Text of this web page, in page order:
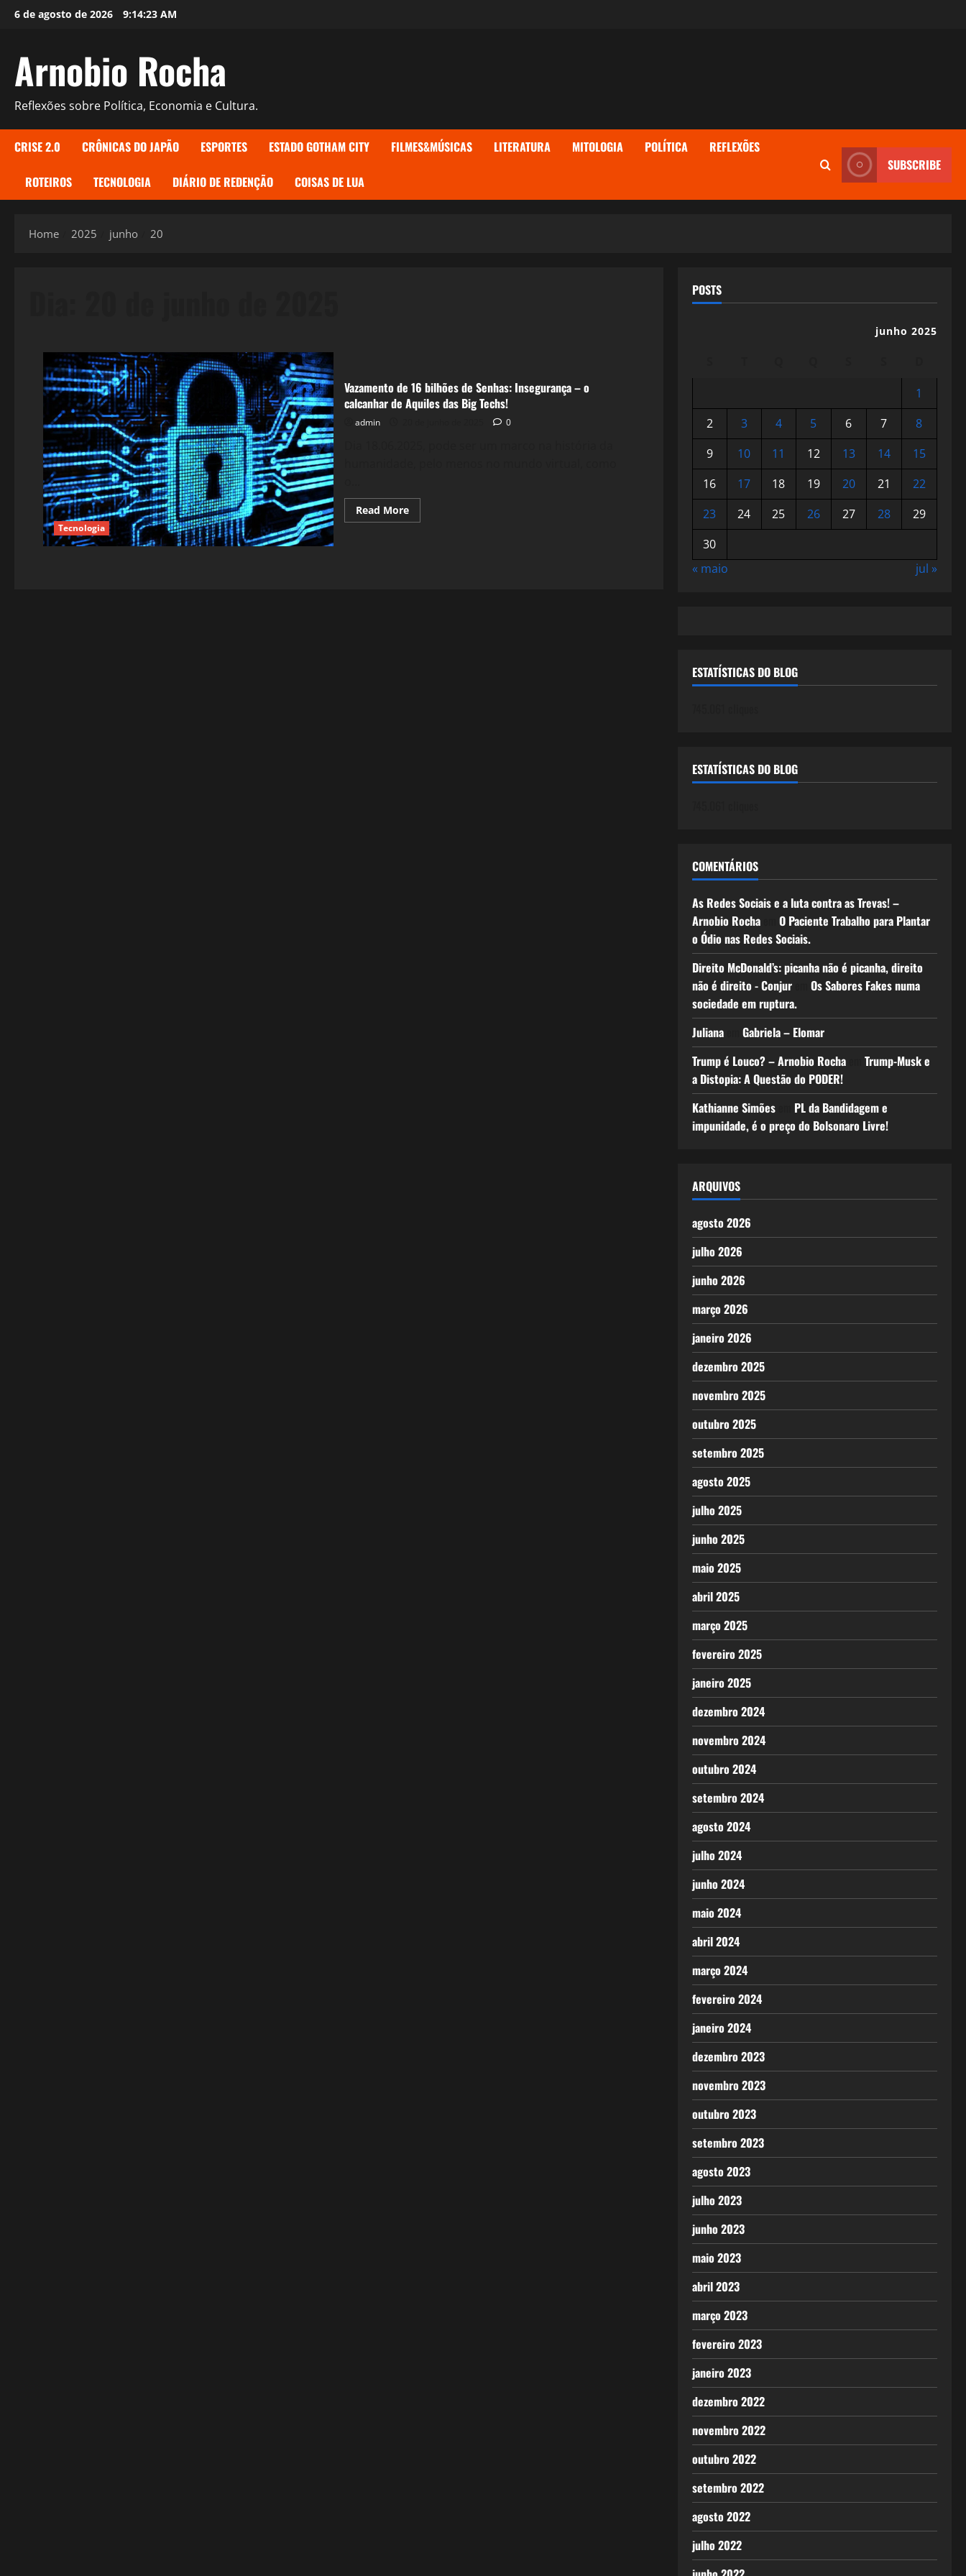
Skip6 de agosto de 2026 9:14:24 AM
Arnobio Rocha
Reflexões sobre Política, Economia e Cultura.
CRISE 2.0 CRÔNICAS DO JAPÃO ESPORTES ESTADO GOTHAM CITY FILMES&MÚSICAS LITERATURA MITOLOGIA POLÍTICA REFLEXÕES
ROTEIROS TECNOLOGIA DIÁRIO DE REDENÇÃO COISAS DE LUA
SUBSCRIBE
Home 2025 junho 20
Tecnologia
Vazamento de 16 bilhões de Senhas: Insegurança – o
calcanhar de Aquiles das Big Techs!
admin 0
Read MoreRead
more
POSTS
junho 2025
1
2
3 4 5 6 7
8
9
10 11 12 13 14
15
16
17 18 19 20 21
22
23
24 25 26 27 28
29
30
« maio
jul »
ESTATÍSTICAS DO BLOG
ESTATÍSTICAS DO BLOG
COMENTÁRIOS
As Redes Sociais e a luta contra as Trevas! –
Arnobio Rochaem O Paciente Trabalho para Plantar
o Ódio nas Redes Sociais.
Direito McDonald’s: picanha não é picanha, direito
não é direito - Conjurem Os Sabores Fakes numa
sociedade em ruptura.
Julianaem Gabriela – Elomar
Trump é Louco? – Arnobio Rochaem Trump-Musk e
a Distopia: A Questão do PODER!
Kathianne Simõesem PL da Bandidagem e
impunidade, é o preço do Bolsonaro Livre!
ARQUIVOS
agosto 2026
julho 2026
junho 2026
março 2026
janeiro 2026
dezembro 2025
novembro 2025
outubro 2025
setembro 2025
agosto 2025
julho 2025
junho 2025
maio 2025
abril 2025
março 2025
fevereiro 2025
janeiro 2025
dezembro 2024
novembro 2024
outubro 2024
setembro 2024
agosto 2024
julho 2024
junho 2024
maio 2024
abril 2024
março 2024
fevereiro 2024
janeiro 2024
dezembro 2023
novembro 2023
outubro 2023
setembro 2023
agosto 2023
julho 2023
junho 2023
maio 2023
abril 2023
março 2023
fevereiro 2023
janeiro 2023
dezembro 2022
novembro 2022
outubro 2022
setembro 2022
agosto 2022
julho 2022